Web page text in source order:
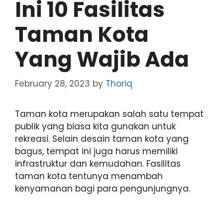
Ini 10 Fasilitas
Taman Kota
Yang Wajib Ada
February 28, 2023 by Thoriq
Taman kota merupakan salah satu tempat
publik yang biasa kita gunakan untuk
rekreasi. Selain desain taman kota yang
bagus, tempat ini juga harus memiliki
infrastruktur dan kemudahan. Fasilitas
taman kota tentunya menambah
kenyamanan bagi para pengunjungnya.